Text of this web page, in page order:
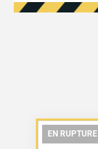
EN RUPTURE
EN RUPTURE
EN RUPTURE